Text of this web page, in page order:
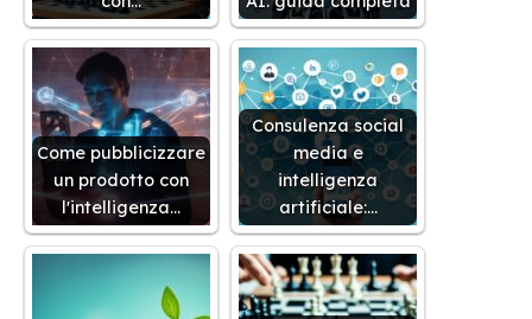
Come pubblicizzare
un prodotto con
l'intelligenza…
Consulenza social
media e
intelligenza
artificiale:…